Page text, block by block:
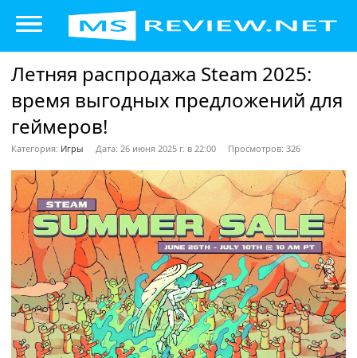
Летняя распродажа Steam 2025:
время выгодных предложений для
геймеров!
Категория: Игры Дата: 26 июня 2025 г. в 22:00 Просмотров: 326